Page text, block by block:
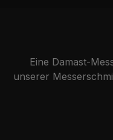
Eine Damast-
unserer